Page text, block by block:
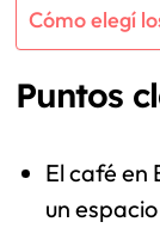
Cómo elegí
Puntos
El café en
un